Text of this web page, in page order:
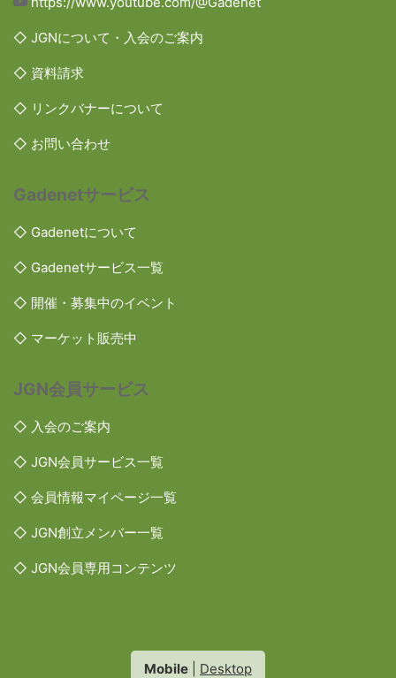
◇ JGNについて・入会のご案内
◇ 資料請求
◇ リンクバナーについて
◇ お問い合わせ
Gadenetサービス
◇ Gadenetについて
◇ Gadenetサービス一覧
◇ 開催・募集中のイベント
◇ マーケット販売中
JGN会員サービス
◇ 入会のご案内
◇ JGN会員サービス一覧
◇ 会員情報マイページ一覧
◇ JGN創立メンバー一覧
◇ JGN会員専用コンテンツ
Mobile Desktop